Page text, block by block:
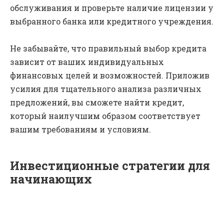
обслуживания и проверьте наличие лицензии у
выбранного банка или кредитного учреждения.
Не забывайте, что правильный выбор кредита
зависит от ваших индивидуальных
финансовых целей и возможностей. Приложив
усилия для тщательного анализа различных
предложений, вы сможете найти кредит,
который наилучшим образом соответствует
вашим требованиям и условиям.
Инвестиционные стратегии для
начинающих